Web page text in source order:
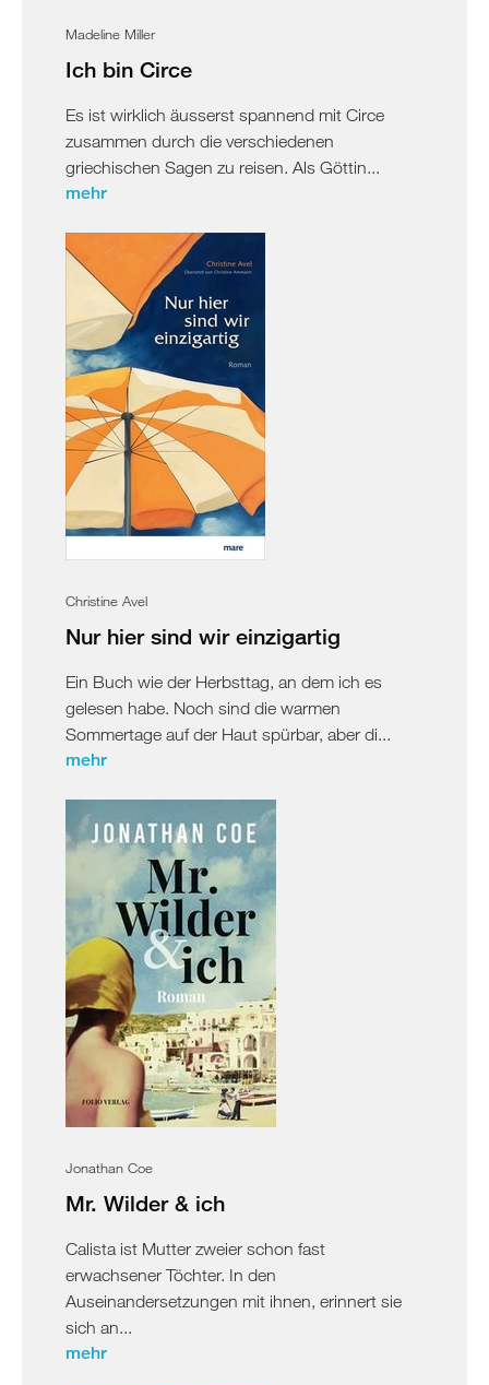
Madeline Miller
Ich bin Circe
Es ist wirklich äusserst spannend mit Circe
zusammen durch die verschiedenen
griechischen Sagen zu reisen. Als Göttin...
mehr
Christine Avel
Nur hier sind wir einzigartig
Ein Buch wie der Herbsttag, an dem ich es
gelesen habe. Noch sind die warmen
Sommertage auf der Haut spürbar, aber di...
mehr
Jonathan Coe
Mr. Wilder & ich
Calista ist Mutter zweier schon fast
erwachsener Töchter. In den
Auseinandersetzungen mit ihnen, erinnert sie
sich an...
mehr